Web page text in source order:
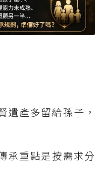
遺產多留給孫子，
承重點是按需求分